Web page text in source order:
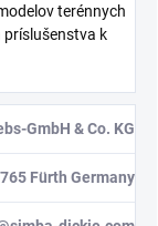
terénnych
príslušenstva k
GmbH & Co. KG
Fürth Germany